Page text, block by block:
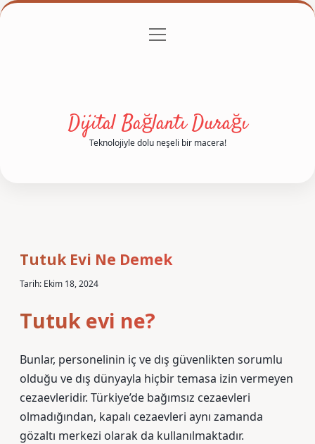
Gizlilik Politikası
menüyü
Dijital Bağlantı Durağı
Teknolojiyle dolu neşeli bir macera!
Tutuk Evi Ne Demek
Tarih: Ekim 18, 2024
Tutuk evi ne?
Bunlar, personelinin iç ve dış güvenlikten sorumlu
olduğu ve dış dünyayla hiçbir temasa izin vermeyen
cezaevleridir. Türkiye’de bağımsız cezaevleri
olmadığından, kapalı cezaevleri aynı zamanda
gözaltı merkezi olarak da kullanılmaktadır.